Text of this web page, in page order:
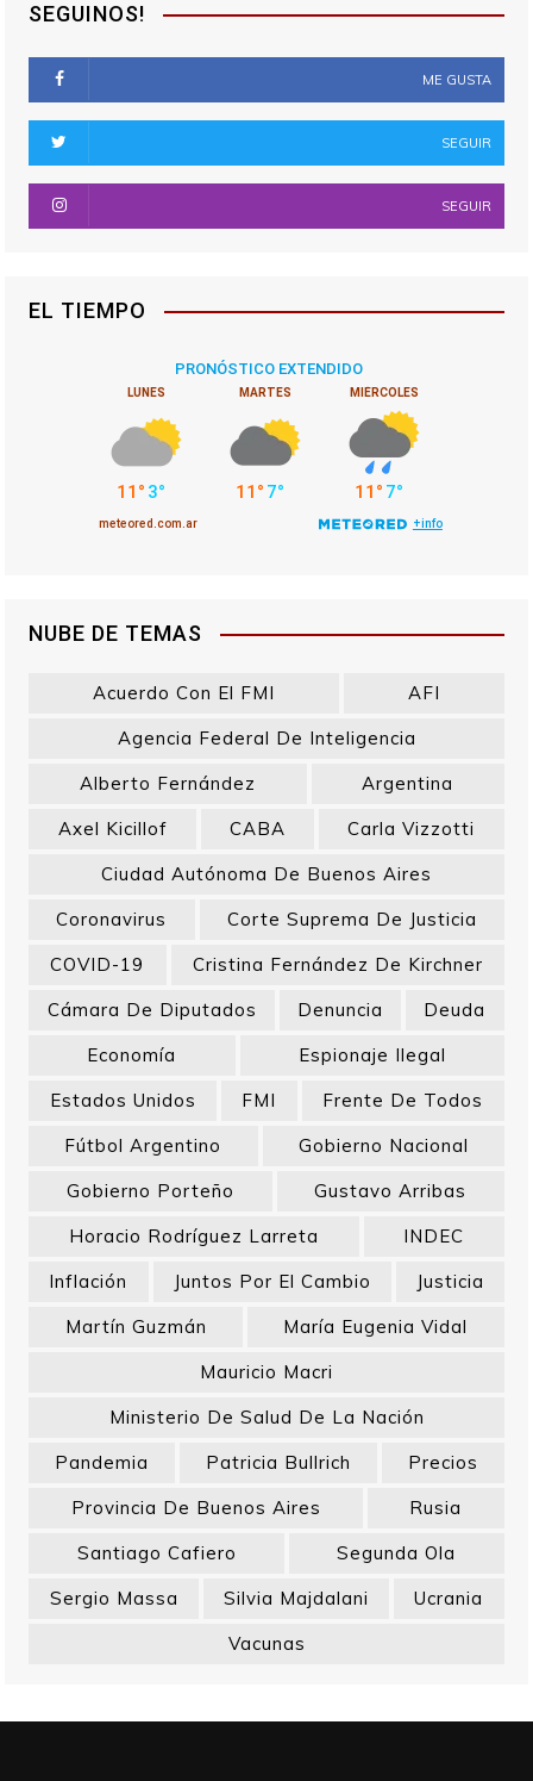
SEGUINOS!
ME GUSTA
SEGUIR
SEGUIR
EL TIEMPO
NUBE DE TEMAS
Acuerdo Con El FMI
AFI
Agencia Federal De Inteligencia
Alberto Fernández
Argentina
Axel Kicillof
CABA
Carla Vizzotti
Ciudad Autónoma De Buenos Aires
Coronavirus
Corte Suprema De Justicia
COVID-19
Cristina Fernández De Kirchner
Cámara De Diputados
Denuncia
Deuda
Economía
Espionaje Ilegal
Estados Unidos
FMI
Frente De Todos
Fútbol Argentino
Gobierno Nacional
Gobierno Porteño
Gustavo Arribas
Horacio Rodríguez Larreta
INDEC
Inflación
Juntos Por El Cambio
Justicia
Martín Guzmán
María Eugenia Vidal
Mauricio Macri
Ministerio De Salud De La Nación
Pandemia
Patricia Bullrich
Precios
Provincia De Buenos Aires
Rusia
Santiago Cafiero
Segunda Ola
Sergio Massa
Silvia Majdalani
Ucrania
Vacunas